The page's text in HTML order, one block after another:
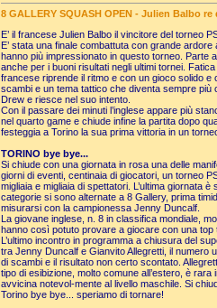
8 GALLERY SQUASH OPEN - Julien Balbo re
E’ il francese Julien Balbo il vincitore del torneo
E’ stata una finale combattuta con grande
hanno più impressionato in questo torneo. Parte
anche per i buoni risultati negli ultimi tornei.
francese riprende il ritmo e con un gioco solido
scambi e un tema tattico che diventa sempre
Drew e riesce nel suo intento.
Con il passare dei minuti l’inglese appare più
nel quarto game e chiude infine la partita dopo
festeggia a Torino la sua prima vittoria in un
TORINO bye bye...
Si chiude con una giornata in rosa una delle
giorni di eventi, centinaia di giocatori, un torneo
migliaia e migliaia di spettatori. L’ultima giornata
categorie si sono alternate a 8 Gallery, prima
misurarsi con la campionessa Jenny Duncalf.
La giovane inglese, n. 8 in classifica mondiale,
hanno così potuto provare a giocare con una top
L’ultimo incontro in programma a chiusura del
tra Jenny Duncalf e Gianvito Allegretti, il numero
di scambi e il risultato non certo scontato.
tipo di esibizione, molto comune all’estero, è
avvicina notevol-mente al livello maschile. Si
Torino bye bye... speriamo di tornare!